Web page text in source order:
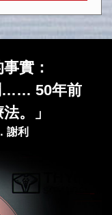
實：
…… 50年前
。」
謝利